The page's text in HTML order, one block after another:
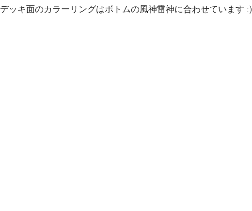
デッキ面のカラーリングはボトムの風神雷神に合わせています :)